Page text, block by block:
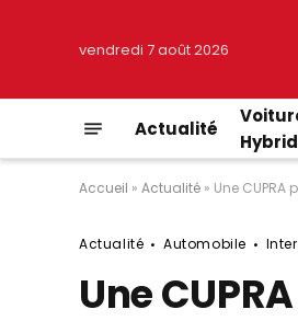
vendredi 7 août 2026
Actualité
Accueil » Actualité » Une
Actualité Automobile
Une